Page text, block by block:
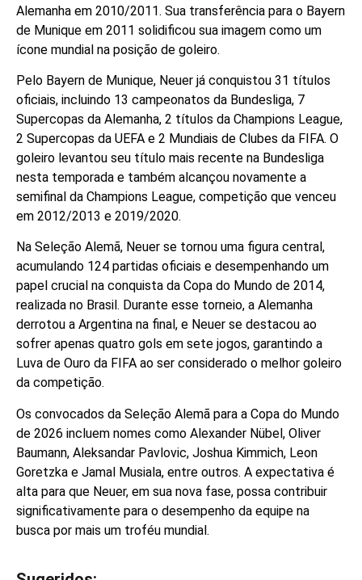
Alemanha em 2010/2011. Sua transferência para o Bayern
de Munique em 2011 solidificou sua imagem como um
ícone mundial na posição de goleiro.
Pelo Bayern de Munique, Neuer já conquistou 31 títulos
oficiais, incluindo 13 campeonatos da Bundesliga, 7
Supercopas da Alemanha, 2 títulos da Champions League,
2 Supercopas da UEFA e 2 Mundiais de Clubes da FIFA. O
goleiro levantou seu título mais recente na Bundesliga
nesta temporada e também alcançou novamente a
semifinal da Champions League, competição que venceu
em 2012/2013 e 2019/2020.
Na Seleção Alemã, Neuer se tornou uma figura central,
acumulando 124 partidas oficiais e desempenhando um
papel crucial na conquista da Copa do Mundo de 2014,
realizada no Brasil. Durante esse torneio, a Alemanha
derrotou a Argentina na final, e Neuer se destacou ao
sofrer apenas quatro gols em sete jogos, garantindo a
Luva de Ouro da FIFA ao ser considerado o melhor goleiro
da competição.
Os convocados da Seleção Alemã para a Copa do Mundo
de 2026 incluem nomes como Alexander Nübel, Oliver
Baumann, Aleksandar Pavlovic, Joshua Kimmich, Leon
Goretzka e Jamal Musiala, entre outros. A expectativa é
alta para que Neuer, em sua nova fase, possa contribuir
significativamente para o desempenho da equipe na
busca por mais um troféu mundial.